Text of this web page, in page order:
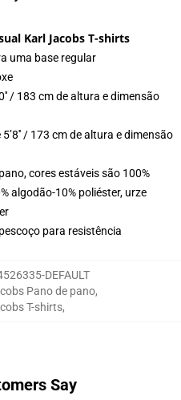
Karl Jacobs T-shirts
uma base regular
/ 183 cm de altura e dimensão
/ 173 cm de altura e dimensão
cores estáveis são 100%
algodão-10% poliéster, urze
para resistência
DEFAULT
Pano de pano,
T-shirts,
Say